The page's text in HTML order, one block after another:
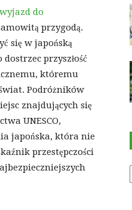
wyjazd do
przygodą.
się w japońską
przyszłość
któremu
Podróżników
znajdujących się
UNESCO,
japońska, która nie
przestępczości